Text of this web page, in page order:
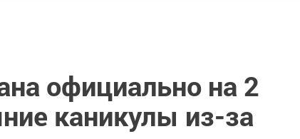
официально на 2
каникулы из-за